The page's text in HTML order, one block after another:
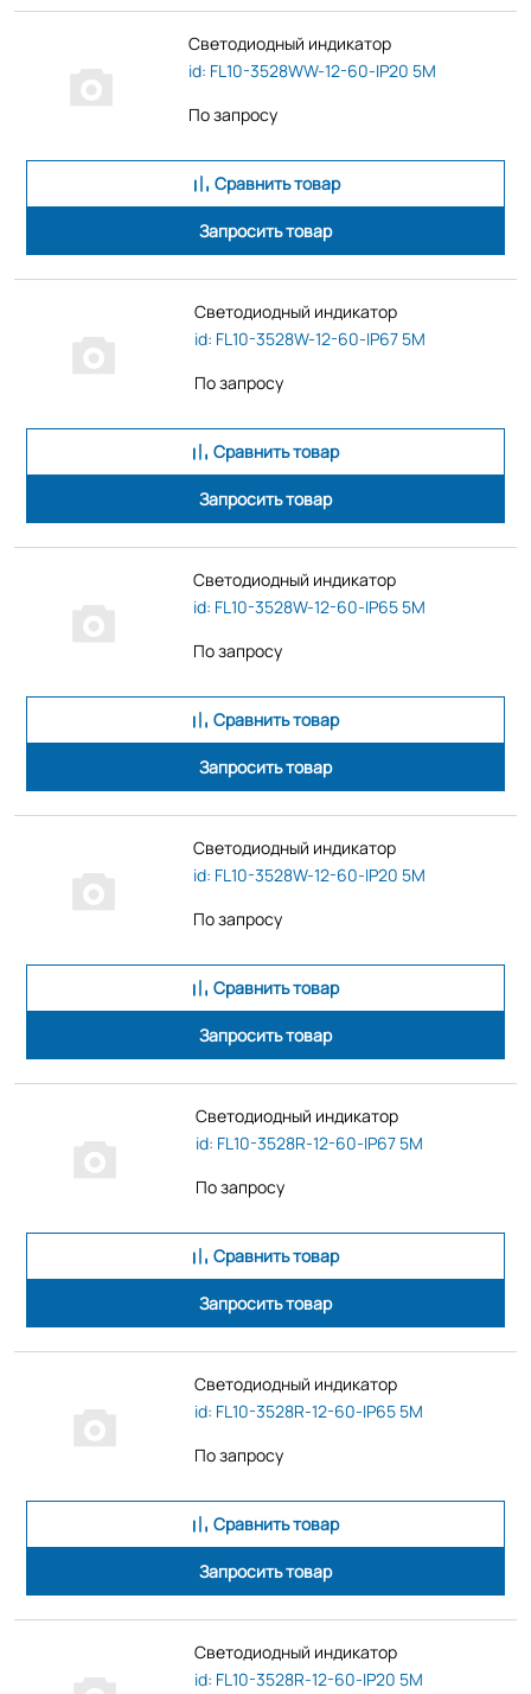
Светодиодный индикатор
id: FL10-3528WW-12-60-IP20 5M
По запросу
Сравнить товар
Запросить товар
Светодиодный индикатор
id: FL10-3528W-12-60-IP67 5M
По запросу
Сравнить товар
Запросить товар
Светодиодный индикатор
id: FL10-3528W-12-60-IP65 5M
По запросу
Сравнить товар
Запросить товар
Светодиодный индикатор
id: FL10-3528W-12-60-IP20 5M
По запросу
Сравнить товар
Запросить товар
Светодиодный индикатор
id: FL10-3528R-12-60-IP67 5M
По запросу
Сравнить товар
Запросить товар
Светодиодный индикатор
id: FL10-3528R-12-60-IP65 5M
По запросу
Сравнить товар
Запросить товар
Светодиодный индикатор
id: FL10-3528R-12-60-IP20 5M